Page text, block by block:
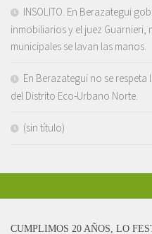
INSOLITO. En Berazategui
inmobiliarios y el juez Guarnieri,
municipales se lavan las manos.
En Berazategui no se
del Distrito Eco-Urbano Norte.
(sin título)
CUMPLIMOS 20 AÑOS, LO